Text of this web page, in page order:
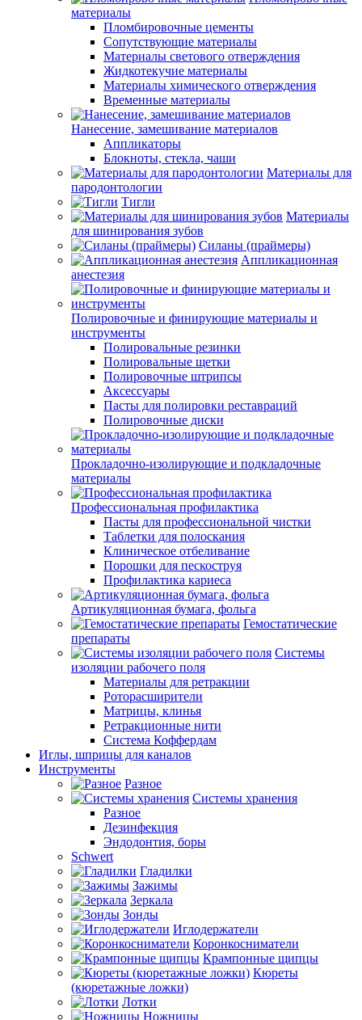
материалы
Пломбировочные цементы
Сопутствующие материалы
Материалы светового отверждения
Жидкотекучие материалы
Материалы химического отверждения
Временные материалы
Нанесение, замешивание материалов
Аппликаторы
Блокноты, стекла, чаши
Материалы для
пародонтологии
Тигли
Материалы
для шинирования зубов
Силаны (праймеры)
Аппликационная
анестезия
Полировочные и финирующие материалы и
инструменты
Полировальные резинки
Полировальные щетки
Полировочные штрипсы
Аксессуары
Пасты для полировки реставраций
Полировочные диски
Прокладочно-изолирующие и подкладочные
материалы
Профессиональная профилактика
Пасты для профессиональной чистки
Таблетки для полоскания
Клиническое отбеливание
Порошки для пескоструя
Профилактика кариеса
Артикуляционная бумага, фольга
Гемостатические
препараты
Системы
изоляции рабочего поля
Материалы для ретракции
Роторасширители
Матрицы, клинья
Ретракционные нити
Система Коффердам
Иглы, шприцы для каналов
Инструменты
Разное
Системы хранения
Разное
Дезинфекция
Эндодонтия, боры
Schwert
Гладилки
Зажимы
Зеркала
Зонды
Иглодержатели
Коронкосниматели
Крампонные щипцы
Кюреты
(кюретажные ложки)
Лотки
Ножницы